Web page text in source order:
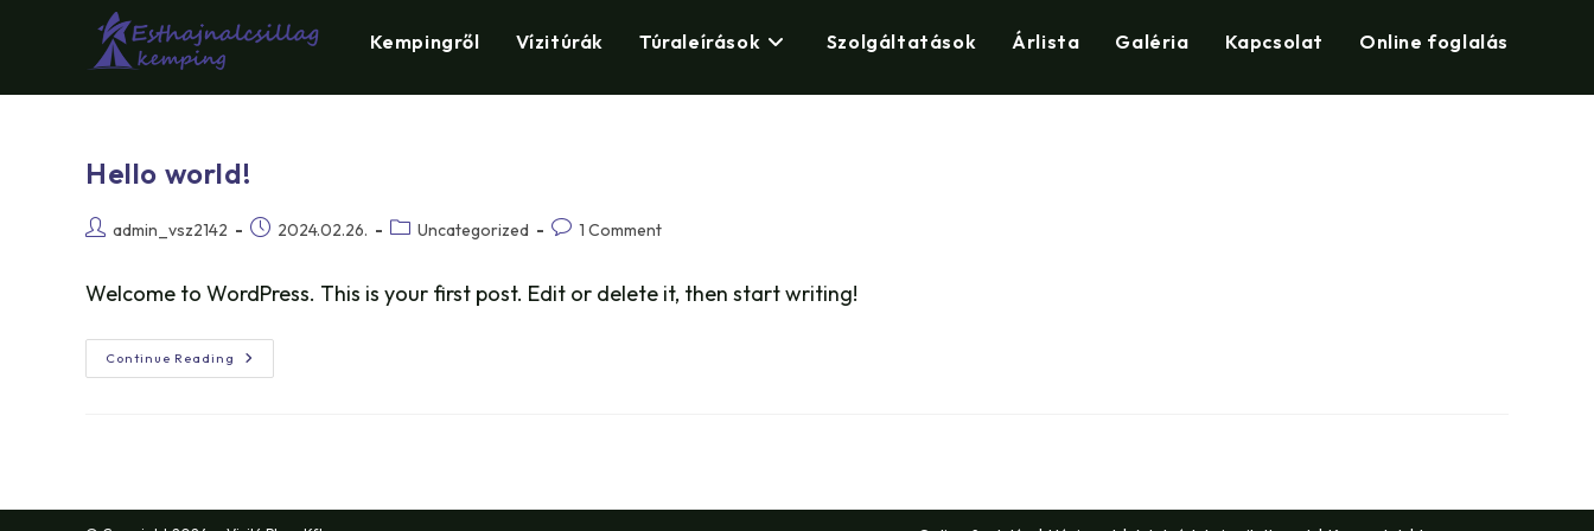
Kempingről Vízitúrák Túraleírások Szolgáltatások Árlista Galéria Kapcsolat Online foglalás
Hello world!
Postadmin_vsz2142
Post2024.02.26.
PostUncategorized
Post1 Comment
Welcome to WordPress. This is your first post. Edit or delete it, then start writing!
Continue Reading Hello
World!